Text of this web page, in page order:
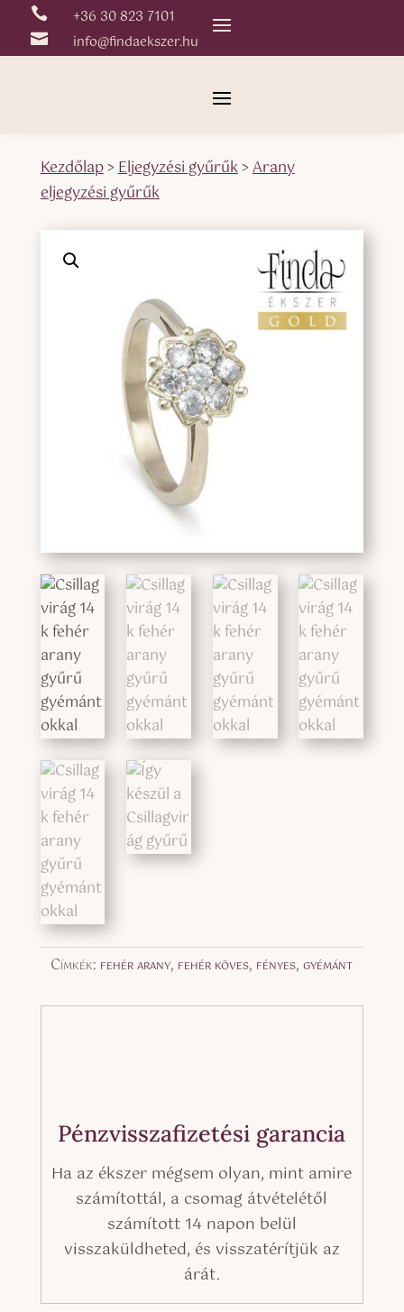
 +36 30 823 7101
 info@findaekszer.hu
Kezdőlap>Eljegyzési gyűrűk>Arany
eljegyzési gyűrűk
Címkék: fehér arany, fehér köves, fényes,gyémánt
Pénzvisszafizetési garancia
Ha az ékszer mégsem olyan, mint amire
számítottál, a csomag átvételétől
számított 14 napon belül
visszaküldheted, és visszatérítjük az
árát.